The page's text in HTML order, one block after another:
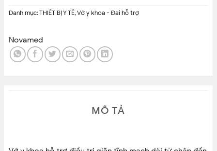
Danh mục:THIẾT BỊ Y TẾ,Vớ y khoa - Đai hỗ trợ
Novamed
MÔ TẢ